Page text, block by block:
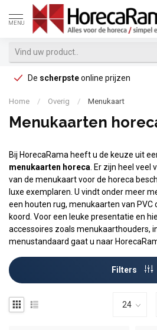
MENU
De scherpsteonline prijzen
Home / Overig / Menukaart
Menukaarten
Bij HorecaRama heeft u de keuze uit
menukaarten horeca . Er zijn heel
van de menukaart voor de horeca
luxe exemplaren. U vindt onder meer
een houten rug, menukaarten van
koord. Voor een leuke presentatie en
accessoires zoals menukaarthouders,
menustandaard gaat u naar
Filters